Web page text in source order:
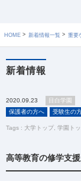
HOME 新着情報一覧 重要
新着情報
2020.09.23
目白学園
保護者の方へ
受験生の
Tags : 大学トップ 学園ト
高等教育の修学支